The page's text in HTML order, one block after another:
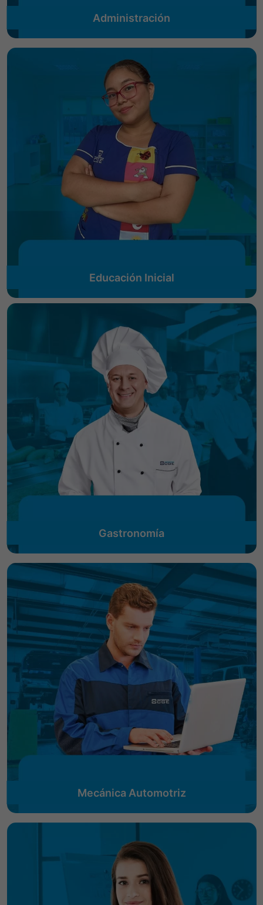
Administración
Educación Inicial
Gastronomía
Mecánica Automotriz